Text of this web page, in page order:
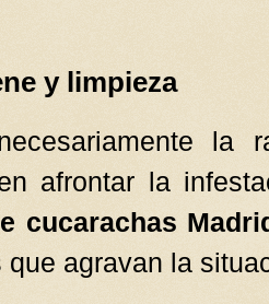
y limpieza
la
afrontar la
cucarachas
que agravan la